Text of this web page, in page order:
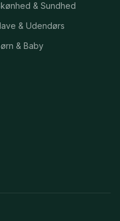
& Sundhed
& Udendørs
& Baby